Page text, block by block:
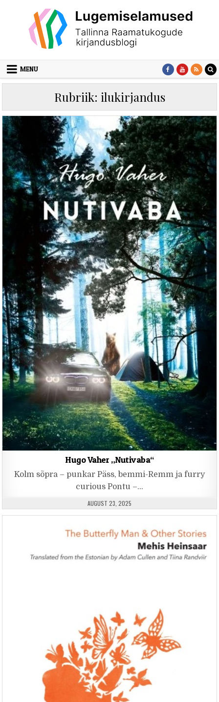
MENU
Rubriik: ilukirjandus
Hugo Vaher „Nutivaba“
Kolm sõpra – punkar Päss, bemmi-Remm ja furry
curious Pontu –…
PUBLISHED DATE:
AUGUST 23, 2025